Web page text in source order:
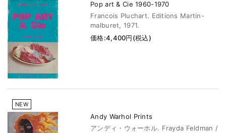
Pop art & Cie 1960-1970
Francois Pluchart. Editions Martin-
malburet, 1971.
価格:4,400円(税込)
NEW
Andy Warhol Prints
アンディ・ウォーホル. Frayda Feldman /